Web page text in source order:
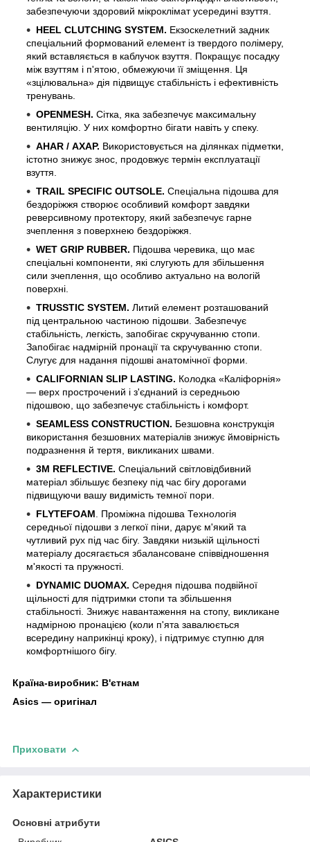
забезпечуючи здоровий мікроклімат усередині взуття.
HEEL CLUTCHING SYSTEM. Екзоскелетний задник
спеціальний формований елемент із твердого полімеру,
який вставляється в каблучок взуття. Покращує посадку
між взуттям і п'ятою, обмежуючи її зміщення. Ця
«зцілювальна» дія підвищує стабільність і ефективність
тренувань.
OPENMESH. Сітка, яка забезпечує максимальну
вентиляцію. У них комфортно бігати навіть у спеку.
AHAR / АХАР. Використовується на ділянках підметки,
істотно знижує знос, продовжує термін експлуатації
взуття.
TRAIL SPECIFIC OUTSOLE. Спеціальна підошва для
бездоріжжя створює особливий комфорт завдяки
реверсивному протектору, який забезпечує гарне
зчеплення з поверхнею бездоріжжя.
WET GRIP RUBBER. Підошва черевика, що має
спеціальні компоненти, які слугують для збільшення
сили зчеплення, що особливо актуально на вологій
поверхні.
TRUSSTIC SYSTEM. Литий елемент розташований
під центральною частиною підошви. Забезпечує
стабільність, легкість, запобігає скручуванню стопи.
Запобігає надмірній пронації та скручуванню стопи.
Слугує для надання підошві анатомічної форми.
CALIFORNIAN SLIP LASTING. Колодка «Каліфорнія»
— верх прострочений і з'єднаний із середньою
підошвою, що забезпечує стабільність і комфорт.
SEAMLESS CONSTRUCTION. Безшовна конструкція
використання безшовних матеріалів знижує ймовірність
подразнення й тертя, викликаних швами.
3М REFLECTIVE. Спеціальний світловідбивний
матеріал збільшує безпеку під час бігу дорогами
підвищуючи вашу видимість темної пори.
FLYTEFOAM . Проміжна підошва Технологія
середньої підошви з легкої піни, дарує м'який та
чутливий рух під час бігу. Завдяки низькій щільності
матеріалу досягається збалансоване співвідношення
м'якості та пружності.
DYNAMIC DUOMAX. Середня підошва подвійної
щільності для підтримки стопи та збільшення
стабільності. Знижує навантаження на стопу, викликане
надмірною пронацією (коли п'ята завалюється
всередину наприкінці кроку), і підтримує ступню для
комфортнішого бігу.
Країна-виробник: В'єтнам
Asics — оригінал
Приховати
Характеристики
Основні атрибути